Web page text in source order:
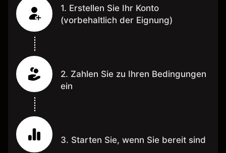
1. Erstellen Sie Ihr Konto
(vorbehaltlich der Eignung)
2. Zahlen Sie zu Ihren Bedingungen
ein
3. Starten Sie, wenn Sie bereit sind